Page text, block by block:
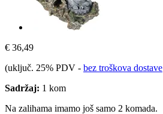
€ 36,49
(uključ. 25% PDV - bez troškova dostave
Sadržaj: 1 kom
Na zalihama imamo još samo 2 komada.